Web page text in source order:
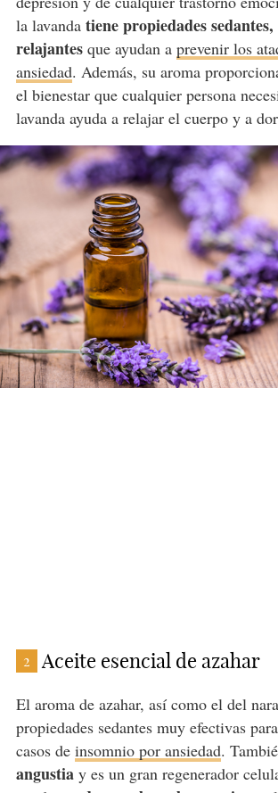
la lavanda tiene propiedades
relajantesque ayudan a prevenir los
ansiedad. Además, su aroma
el bienestar que cualquier persona
lavanda ayuda a relajar el cuerpo y a
2 Aceite esencial de azahar
El aroma de azahar, así como el del
propiedades sedantes muy efectivas
casos de insomnio por ansiedad.
angustiay es un gran regenerador